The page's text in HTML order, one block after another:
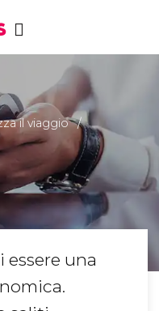
il viaggio
essere una